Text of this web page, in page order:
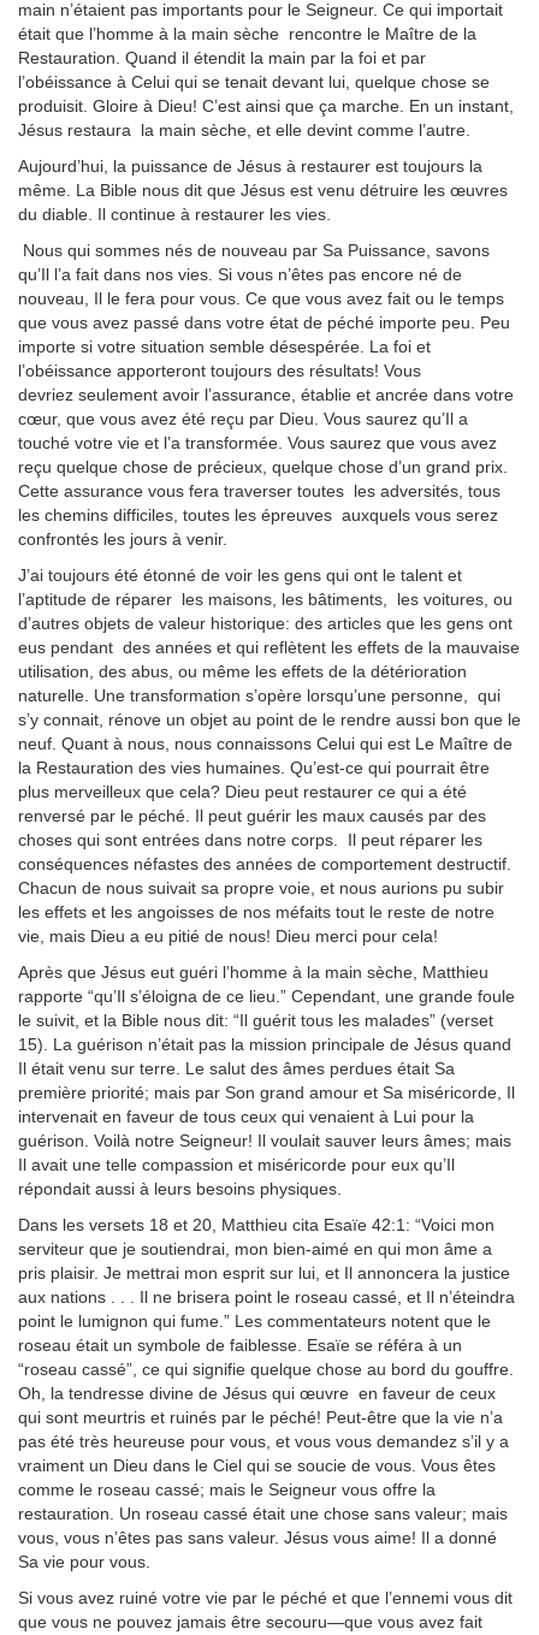
main n’étaient pas importants pour le Seigneur. Ce qui importait
était que l’homme à la main sèche rencontre le Maître de la
Restauration. Quand il étendit la main par la foi et par
l’obéissance à Celui qui se tenait devant lui, quelque chose se
produisit. Gloire à Dieu! C’est ainsi que ça marche. En un instant,
Jésus restaura la main sèche, et elle devint comme l’autre.
Aujourd’hui, la puissance de Jésus à restaurer est toujours la
même. La Bible nous dit que Jésus est venu détruire les œuvres
du diable. Il continue à restaurer les vies.
Nous qui sommes nés de nouveau par Sa Puissance, savons
qu’Il l’a fait dans nos vies. Si vous n’êtes pas encore né de
nouveau, Il le fera pour vous. Ce que vous avez fait ou le temps
que vous avez passé dans votre état de péché importe peu. Peu
importe si votre situation semble désespérée. La foi et
l’obéissance apporteront toujours des résultats! Vous
devriez seulement avoir l’assurance, établie et ancrée dans votre
cœur, que vous avez été reçu par Dieu. Vous saurez qu’Il a
touché votre vie et l’a transformée. Vous saurez que vous avez
reçu quelque chose de précieux, quelque chose d’un grand prix.
Cette assurance vous fera traverser toutes les adversités, tous
les chemins difficiles, toutes les épreuves auxquels vous serez
confrontés les jours à venir.
J’ai toujours été étonné de voir les gens qui ont le talent et
l’aptitude de réparer les maisons, les bâtiments, les voitures, ou
d’autres objets de valeur historique: des articles que les gens ont
eus pendant des années et qui reflètent les effets de la mauvaise
utilisation, des abus, ou même les effets de la détérioration
naturelle. Une transformation s’opère lorsqu’une personne, qui
s’y connait, rénove un objet au point de le rendre aussi bon que le
neuf. Quant à nous, nous connaissons Celui qui est Le Maître de
la Restauration des vies humaines. Qu’est-ce qui pourrait être
plus merveilleux que cela? Dieu peut restaurer ce qui a été
renversé par le péché. Il peut guérir les maux causés par des
choses qui sont entrées dans notre corps. Il peut réparer les
conséquences néfastes des années de comportement destructif.
Chacun de nous suivait sa propre voie, et nous aurions pu subir
les effets et les angoisses de nos méfaits tout le reste de notre
vie, mais Dieu a eu pitié de nous! Dieu merci pour cela!
Après que Jésus eut guéri l’homme à la main sèche, Matthieu
rapporte “qu’Il s’éloigna de ce lieu.” Cependant, une grande foule
le suivit, et la Bible nous dit: “Il guérit tous les malades” (verset
15). La guérison n’était pas la mission principale de Jésus quand
Il était venu sur terre. Le salut des âmes perdues était Sa
première priorité; mais par Son grand amour et Sa miséricorde, Il
intervenait en faveur de tous ceux qui venaient à Lui pour la
guérison. Voilà notre Seigneur! Il voulait sauver leurs âmes; mais
Il avait une telle compassion et miséricorde pour eux qu’Il
répondait aussi à leurs besoins physiques.
Dans les versets 18 et 20, Matthieu cita Esaïe 42:1: “Voici mon
serviteur que je soutiendrai, mon bien-aimé en qui mon âme a
pris plaisir. Je mettrai mon esprit sur lui, et Il annoncera la justice
aux nations . . . Il ne brisera point le roseau cassé, et Il n’éteindra
point le lumignon qui fume.” Les commentateurs notent que le
roseau était un symbole de faiblesse. Esaïe se référa à un
“roseau cassé”, ce qui signifie quelque chose au bord du gouffre.
Oh, la tendresse divine de Jésus qui œuvre en faveur de ceux
qui sont meurtris et ruinés par le péché! Peut-être que la vie n’a
pas été très heureuse pour vous, et vous vous demandez s’il y a
vraiment un Dieu dans le Ciel qui se soucie de vous. Vous êtes
comme le roseau cassé; mais le Seigneur vous offre la
restauration. Un roseau cassé était une chose sans valeur; mais
vous, vous n’êtes pas sans valeur. Jésus vous aime! Il a donné
Sa vie pour vous.
Si vous avez ruiné votre vie par le péché et que l’ennemi vous dit
que vous ne pouvez jamais être secouru—que vous avez fait